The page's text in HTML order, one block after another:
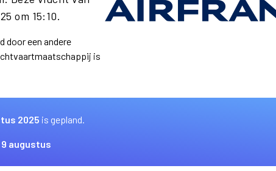
om 15:10.
door een andere
is
2025 is gepland.
9 augustus